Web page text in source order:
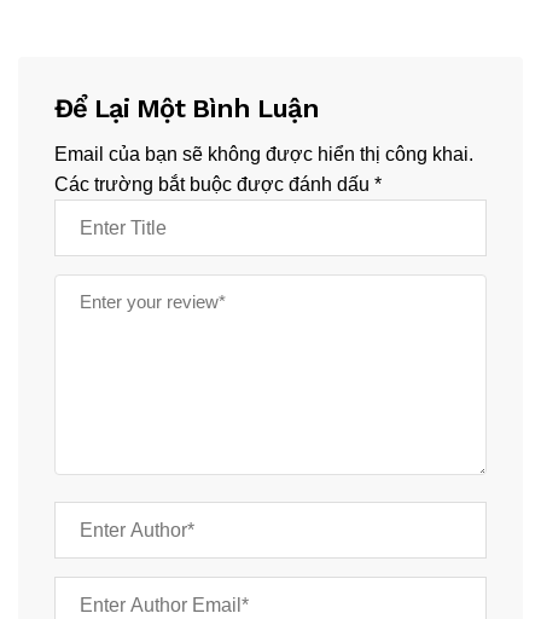
Để Lại Một Bình Luận
Email của bạn sẽ không được hiển thị công khai.
Các trường bắt buộc được đánh dấu *